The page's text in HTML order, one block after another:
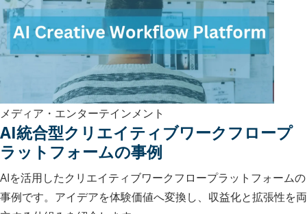
メディア・エンターテインメント
AI統合型クリエイティブワークフロープ
ラットフォームの事例
AIを活用したクリエイティブワークフロープラットフォームの
事例です。アイデアを体験価値へ変換し、収益化と拡張性を両